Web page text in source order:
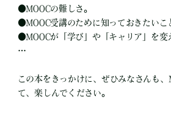
●MOOCの難しさ。
●MOOC受講のために知っておきたいこ
●MOOCが「学び」や「キャリア」を変
…
この本をきっかけに、ぜひみなさんも、
て、楽しんでください。